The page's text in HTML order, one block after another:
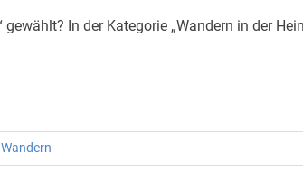
In der Kategorie „Wandern in der
Wandern